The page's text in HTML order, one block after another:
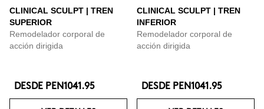
CLINICAL SCULPT | TREN
SUPERIOR
Remodelador corporal de
acción dirigida
DESDE PEN1041.95
CLINICAL SCULPT | TREN
INFERIOR
Remodelador corporal de
acción dirigida
DESDE PEN1041.95